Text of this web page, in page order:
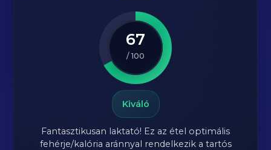
67
/ 100
Kiváló
Fantasztikusan laktató! Ez az étel optimális
fehérje/kalória aránnyal rendelkezik a tartós